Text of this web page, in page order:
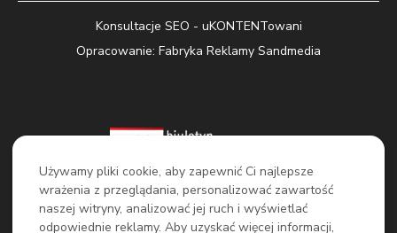
Konsultacje SEO - uKONTENTowani
Opracowanie: Fabryka Reklamy Sandmedia
Używamy pliki cookie, aby zapewnić Ci najlepsze
wrażenia z przeglądania, personalizować zawartość
naszej witryny, analizować jej ruch i wyświetlać
odpowiednie reklamy. Aby uzyskać więcej informacji,